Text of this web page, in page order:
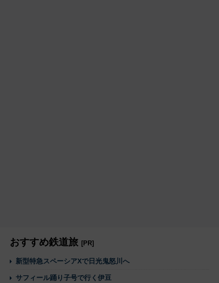
おすすめ鉄道旅 [PR]
新型特急スペーシアXで日光鬼怒川へ
サフィール踊り子号で行く伊豆